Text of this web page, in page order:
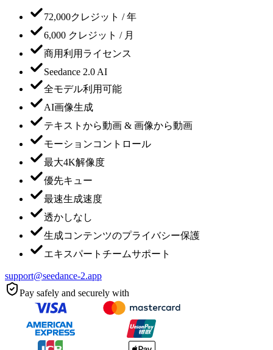
72,000クレジット / 年
6,000 クレジット / 月
商用利用ライセンス
Seedance 2.0 AI
全モデル利用可能
AI画像生成
テキストから動画 & 画像から動画
モーションコントロール
最大4K解像度
優先キュー
最速生成速度
透かしなし
生成コンテンツのプライバシー保護
エキスパートチームサポート
support@seedance-2.app
Pay safely and securely with